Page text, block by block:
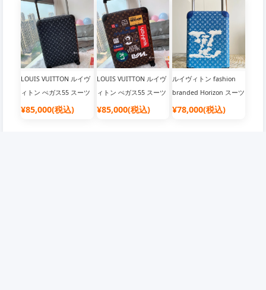
LOUIS VUITTON ルイヴ
ィトン ぺガス55 スーツ
ケース
¥85,000(税込)
LOUIS VUITTON ルイヴ
ィトン ぺガス55 スーツ
ケース
¥85,000(税込)
ルイヴィトン fashion
branded Horizon スーツ
ケース Monogram
¥78,000(税込)